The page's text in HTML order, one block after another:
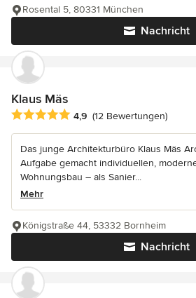
Nachricht
Rosental 5, 80331 München
Klaus Mäs
Durchschnittliche Bewertung: 4.9 von
4,9 (12 Bewertungen)
Das junge Architekturbüro Klaus Mäs
Aufgabe gemacht individuellen,
Wohnungsbau – als Sanier...
Mehr
Nachricht
Königstraße 44, 53332 Bornheim